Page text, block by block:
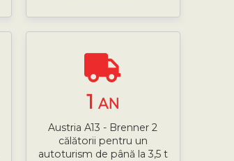
1AN
Austria A13 - Brenner 2
călătorii pentru un
autoturism de până la 3,5 t